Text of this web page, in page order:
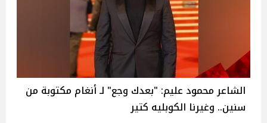
الشاعر محمود عليم: "بعدك وجع" لـ أنغام مكتوبة من
سنين.. وغيرنا الكوبليه كتير